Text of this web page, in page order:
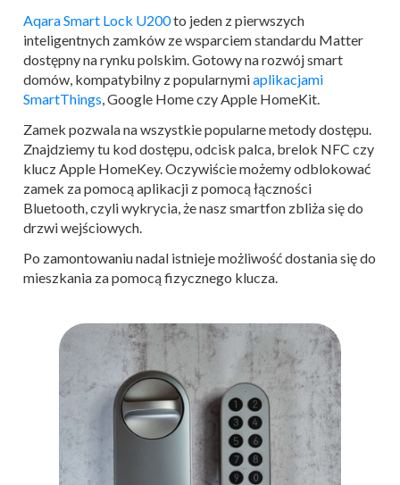
Aqara Smart Lock U200to jeden z pierwszych
inteligentnych zamków ze wsparciem standardu Matter
dostępny na rynku polskim. Gotowy na rozwój smart
domów, kompatybilny z popularnymiaplikacjami
SmartThings , Google Home czy Apple HomeKit.
Zamek pozwala na wszystkie popularne metody dostępu.
Znajdziemy tu kod dostępu, odcisk palca, brelok NFC czy
klucz Apple HomeKey. Oczywiście możemy odblokować
zamek za pomocą aplikacji z pomocą łączności
Bluetooth, czyli wykrycia, że nasz smartfon zbliża się do
drzwi wejściowych.
Po zamontowaniu nadal istnieje możliwość dostania się do
mieszkania za pomocą fizycznego klucza.